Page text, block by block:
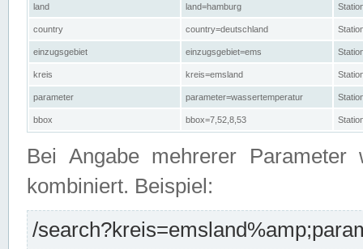
land land=hamburg
country country=deutschland
einzugsgebiet einzugsgebiet=ems
kreis kreis=emsland
parameter parameter=wassertemperatur
bbox bbox=7,52,8,53
Bei Angabe mehrerer Parameter
kombiniert. Beispiel:
/